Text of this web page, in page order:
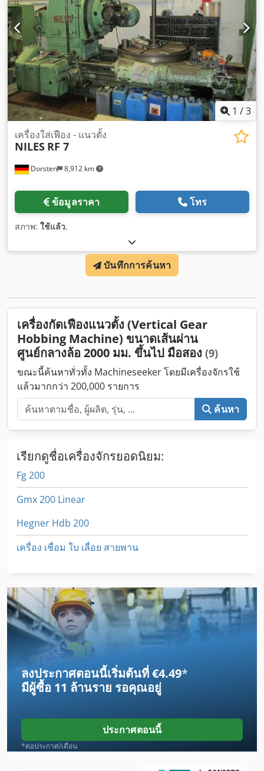
1 /3
Dorsten 8,912 km
เครื่องใส่เฟือง - แนวตั้ง
NILES RF 7
ข้อมูลราคา โทร
สภาพ: ใช้แล้ว,
บันทึกการค้นหา
เครื่องกัดเฟืองแนวตั้ง (Vertical Gear
Hobbing Machine) ขนาดเส้นผ่าน
ศูนย์กลางล้อ 2000 มม. ขึ้นไป มือสอง (9)
ขณะนี้ค้นหาทั่วทั้ง Machineseeker โดยมีเครื่องจักรใช้
แล้วมากกว่า 200,000 รายการ
ค้นหา
เรียกดูชื่อเครื่องจักรยอดนิยม:
Fg 200
Gmx 200 Linear
Hegner Hdb 200
เครื่อง เชื่อม ใบ เลื่อย สายพาน
ลงประกาศตอนนี้เริ่มต้นที่ €4.49*
มีผู้ซื้อ 11 ล้านราย รอคุณอยู่
ประกาศตอนนี้
*ต่อประกาศ/เดือน